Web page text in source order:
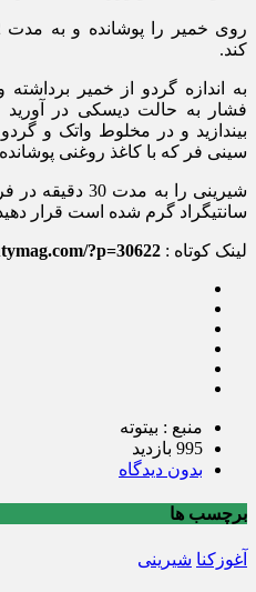
کند.
به اندازه گردو از خمیر
فشار به حالت دیسکی در
بیندازید و در مخلوط واتک و
سینی فر که با کاغذ روغنی
سانتیگراد گرم شده است قرار
لینک کوتاه : ?p=30622
منبع : بیتوته
995 بازدید
بدون دیدگاه
برچسب ها
آغوزکنا شیرینی